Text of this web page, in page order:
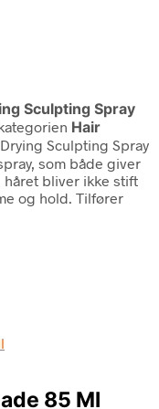
Sculpting Spray
Hair
Sculpting Spray
som både giver
bliver ikke stift
og hold. Tilfører
85 Ml